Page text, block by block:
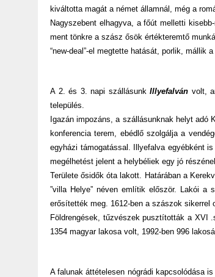
kiváltotta magát a német államnál, még a
Nagyszebent elhagyva, a főút melletti
ment tönkre a szász ősök értékteremtő
“new-deal”-el megtette hatását, porlik, mállik
A 2. és 3. napi szállásunkIllyefalván volt,
település.
Igazán impozáns, a szállásunknak helyt
konferencia terem, ebédlő szolgálja a
egyházi támogatással. Illyefalva egyébként
megélhetést jelent a helybéliek egy jó
Területe ősidők óta lakott. Határában a
”villa Helye” néven említik először. Lakói a
erősítették meg. 1612-ben a szászok
Földrengések, tűzvészek pusztították a XVI
1354 magyar lakosa volt, 1992-ben 996
A falunak áttételesen nógrádi kapcsolódása